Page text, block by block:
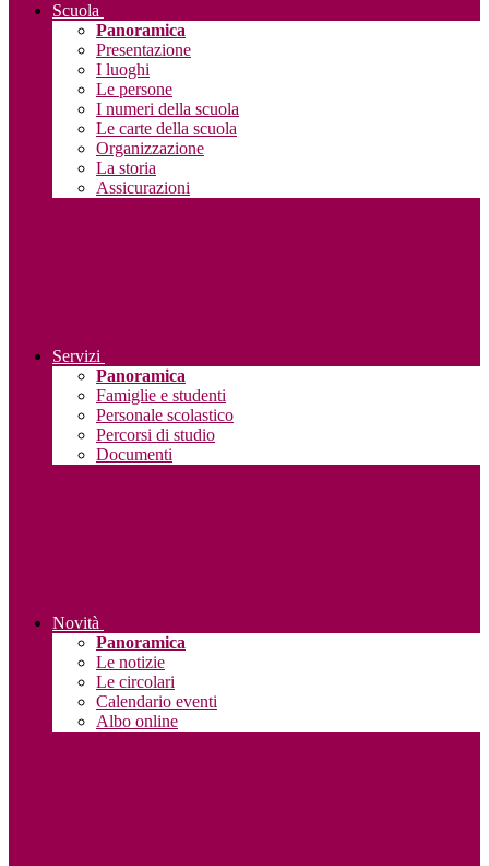
Scuola
Panoramica
Presentazione
I luoghi
Le persone
I numeri della scuola
Le carte della scuola
Organizzazione
La storia
Assicurazioni
Servizi
Panoramica
Famiglie e studenti
Personale scolastico
Percorsi di studio
Documenti
Novità
Panoramica
Le notizie
Le circolari
Calendario eventi
Albo online